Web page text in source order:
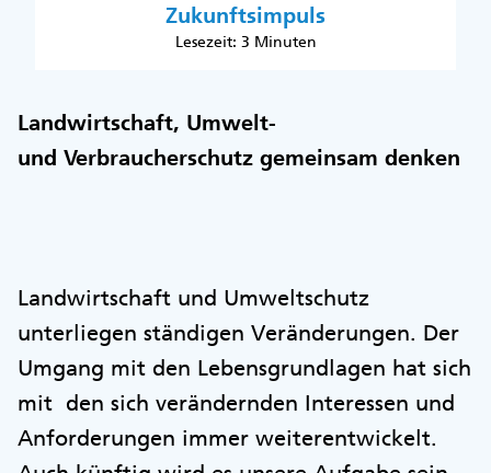
Zukunftsimpuls
Lesezeit: 3 Minuten
Landwirtschaft, Umwelt-
und Verbraucherschutz gemeinsam denken
Landwirtschaft und Umweltschutz
unterliegen ständigen Veränderungen. Der
Umgang mit den Lebensgrundlagen hat sich
mit den sich verändernden Interessen und
Anforderungen immer weiterentwickelt.